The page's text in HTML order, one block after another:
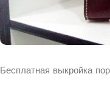
Бесплатная выкройка